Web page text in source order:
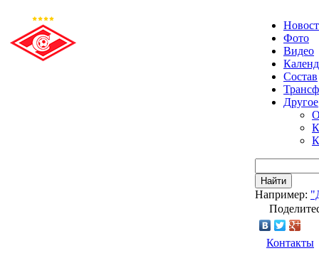
Фото
Видео
Состав
Другое
Найти
Например:
Контакты